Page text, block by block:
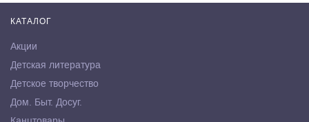
КАТАЛОГ
Акции
Детская литература
Детское творчество
Дом. Быт. Досуг.